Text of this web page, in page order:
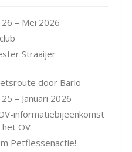
– Mei 2026
Straaijer
door Barlo
– Januari 2026
informatiebijeenkomst
OV
Petflessenactie!